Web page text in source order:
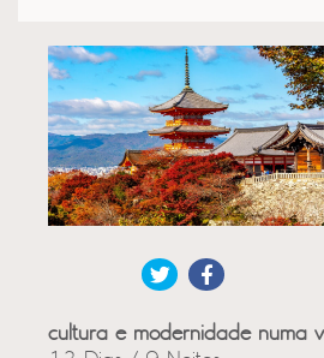
cultura e modernidade numa